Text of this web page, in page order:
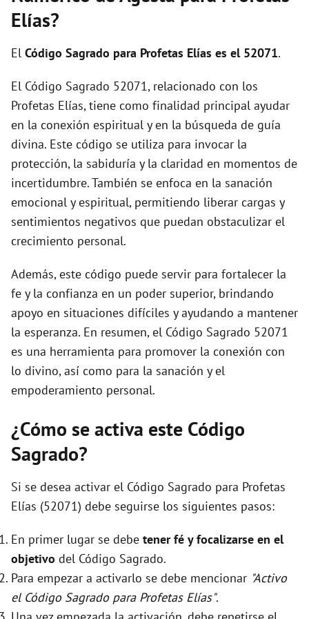
i
d
e
o
Elías?
El Código Sagrado para Profetas Elías es el 52071.
El Código Sagrado 52071, relacionado con los
Profetas Elías, tiene como finalidad principal ayudar
en la conexión espiritual y en la búsqueda de guía
divina. Este código se utiliza para invocar la
protección, la sabiduría y la claridad en momentos de
incertidumbre. También se enfoca en la sanación
emocional y espiritual, permitiendo liberar cargas y
sentimientos negativos que puedan obstaculizar el
crecimiento personal.
Además, este código puede servir para fortalecer la
fe y la confianza en un poder superior, brindando
apoyo en situaciones difíciles y ayudando a mantener
la esperanza. En resumen, el Código Sagrado 52071
es una herramienta para promover la conexión con
lo divino, así como para la sanación y el
empoderamiento personal.
¿Cómo se activa este Código
Sagrado?
Si se desea activar el Código Sagrado para Profetas
Elías (52071) debe seguirse los siguientes pasos:
En primer lugar se debe tener fé y focalizarse en el
objetivo del Código Sagrado.
Para empezar a activarlo se debe mencionar "Activo
el Código Sagrado para Profetas Elías".